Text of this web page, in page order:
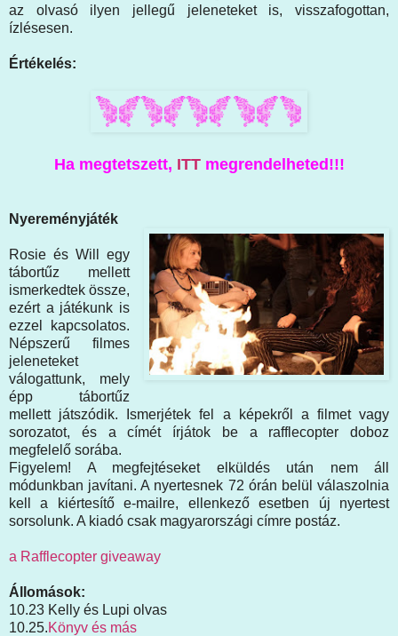
az olvasó ilyen jellegű jeleneteket is, visszafogottan,
ízlésesen.
Értékelés:
Ha megtetszett, ITTmegrendelheted!!!
Nyereményjáték
Rosie és Will egy
tábortűz mellett
ismerkedtek össze,
ezért a játékunk is
ezzel kapcsolatos.
Népszerű filmes
jeleneteket
válogattunk, mely
épp tábortűz
mellett játszódik. Ismerjétek fel a képekről a filmet vagy
sorozatot, és a címét írjátok be a rafflecopter doboz
megfelelő sorába.
Figyelem! A megfejtéseket elküldés után nem áll
módunkban javítani. A nyertesnek 72 órán belül válaszolnia
kell a kiértesítő e-mailre, ellenkező esetben új nyertest
sorsolunk. A kiadó csak magyarországi címre postáz.
a Rafflecopter giveaway
Állomások:
10.23 Kelly és Lupi olvas
10.25.Könyv és más